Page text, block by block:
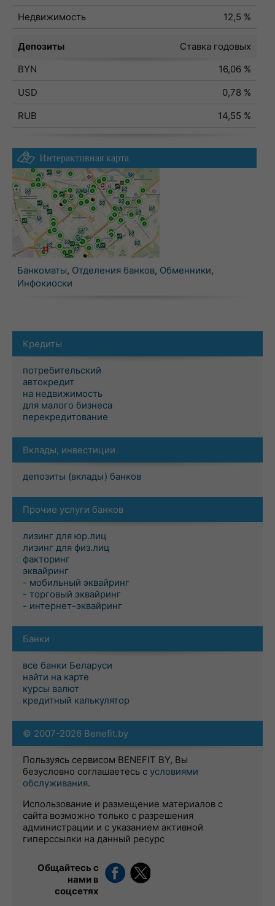
Недвижимость
12,5 %
Депозиты
Ставка годовых
BYN
16,06 %
USD
0,78 %
RUB
14,55 %
Интерактивная карта
Банкоматы, Отделения банков, Обменники,
Инфокиоски
Кредиты
потребительский
автокредит
на недвижимость
для малого бизнеса
перекредитование
Вклады, инвестиции
депозиты (вклады) банков
Прочие услуги банков
лизинг для юр.лиц
лизинг для физ.лиц
факторинг
эквайринг
- мобильный эквайринг
- торговый эквайринг
- интернет-эквайринг
Банки
все банки Беларуси
найти на карте
курсы валют
кредитный калькулятор
© 2007-2026 Benefit.by
Пользуясь сервисом BENEFIT BY, Вы
безусловно соглашаетесь с условиями
обслуживания.
Использование и размещение материалов с
сайта возможно только с разрешения
администрации и с указанием активной
гиперссылки на данный ресурс
Общайтесь с
нами в
соцсетях